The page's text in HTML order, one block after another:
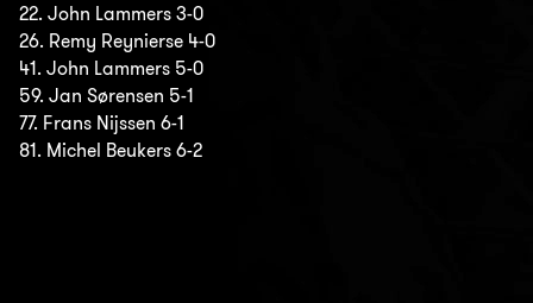
22. John Lammers 3-0
26. Remy Reynierse 4-0
41. John Lammers 5-0
59. Jan Sørensen 5-1
77. Frans Nijssen 6-1
81. Michel Beukers 6-2